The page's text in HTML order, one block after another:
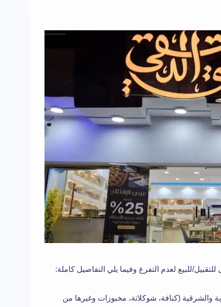
للبيع لعدم التفرغ وفيما يلي التفاصيل كاملة:
والشرقية (كنافة، شوكلاتة، مخبوزات وغيرها من